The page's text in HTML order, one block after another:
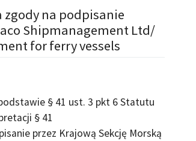
zgody na podpisanie
Shipmanagement Ltd/
for ferry vessels
§ 41 ust. 3 pkt 6 Statutu
§ 41
przez Krajową Sekcję Morską